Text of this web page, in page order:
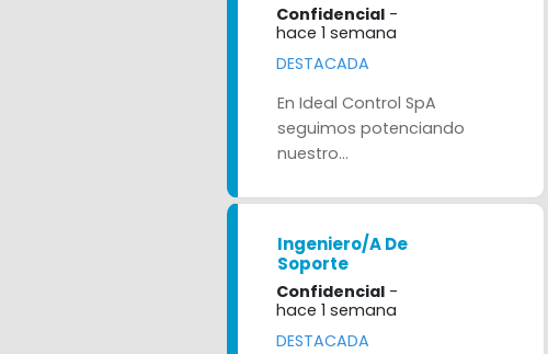
Confidencial -
hace 1 semana
DESTACADA
En Ideal Control SpA
seguimos potenciando
nuestro...
Ingeniero/a De
Soporte
Confidencial -
hace 1 semana
DESTACADA